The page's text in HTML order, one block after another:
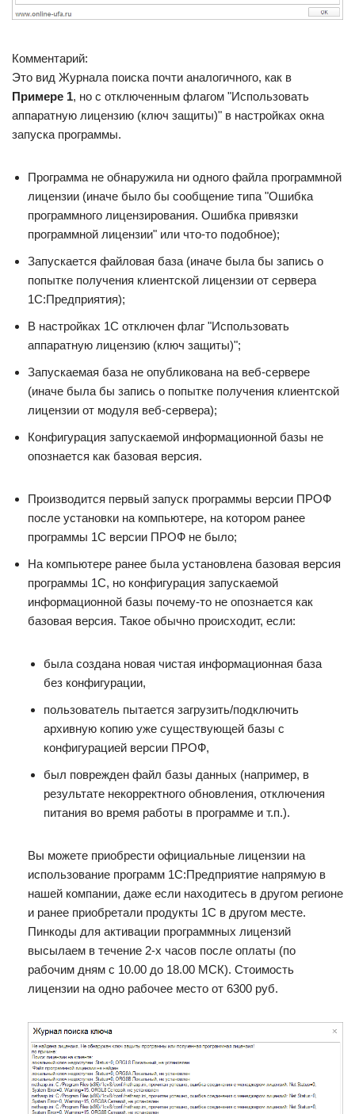
Комментарий:
Это вид Журнала поиска почти аналогичного, как в
Примере 1, но с отключенным флагом "Использовать
аппаратную лицензию (ключ защиты)" в настройках окна
запуска программы.
Программа не обнаружила ни одного файла программной
лицензии (иначе было бы сообщение типа "Ошибка
программного лицензирования. Ошибка привязки
программной лицензии" или что-то подобное);
Запускается файловая база (иначе была бы запись о
попытке получения клиентской лицензии от сервера
1С:Предприятия);
В настройках 1С отключен флаг "Использовать
аппаратную лицензию (ключ защиты)";
Запускаемая база не опубликована на веб-сервере
(иначе была бы запись о попытке получения клиентской
лицензии от модуля веб-сервера);
Конфигурация запускаемой информационной базы не
опознается как базовая версия.
Производится первый запуск программы версии ПРОФ
после установки на компьютере, на котором ранее
программы 1С версии ПРОФ не было;
На компьютере ранее была установлена базовая версия
программы 1С, но конфигурация запускаемой
информационной базы почему-то не опознается как
базовая версия. Такое обычно происходит, если:
была создана новая чистая информационная база
без конфигурации,
пользователь пытается загрузить/подключить
архивную копию уже существующей базы с
конфигурацией версии ПРОФ,
был поврежден файл базы данных (например, в
результате некорректного обновления, отключения
питания во время работы в программе и т.п.).
Вы можете приобрести официальные лицензии на
использование программ 1С:Предприятие напрямую в
нашей компании, даже если находитесь в другом регионе
и ранее приобретали продукты 1С в другом месте.
Пинкоды для активации программных лицензий
высылаем в течение 2-х часов после оплаты (по
рабочим дням с 10.00 до 18.00 МСК). Стоимость
лицензии на одно рабочее место от 6300 руб.